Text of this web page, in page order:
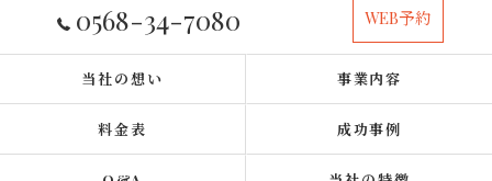
0568-34-7080 WEB予約
当社の想い 事業内容
料金表 成功事例